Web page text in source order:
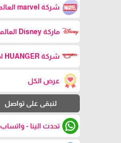
شركة marvel العالمية
ماركة Disney العالمية
شركة HUANGER اطفال
عرض الكل
لنبقى على تواصل
تحدث الينا - واتساب